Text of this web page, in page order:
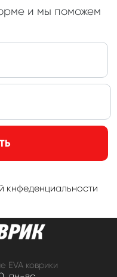
и мы поможем
кнфеденциальности
EVA коврики